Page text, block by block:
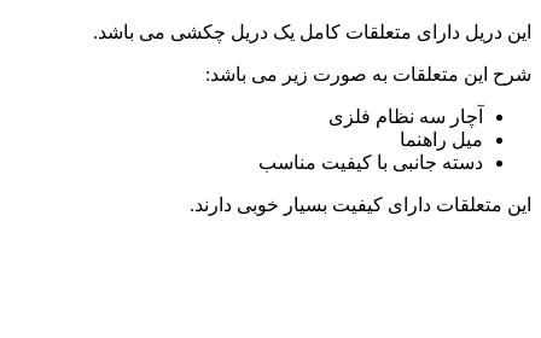
این دریل دارای متعلقات کامل یک دریل چکشی می باشد.
شرح این متعلقات به صورت زیر می باشد:
آچار سه نظام فلزی
میل راهنما
دسته جانبی با کیفیت مناسب
این متعلقات دارای کیفیت بسیار خوبی دارند.